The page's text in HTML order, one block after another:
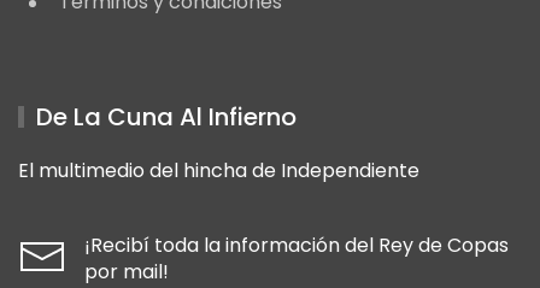
De La Cuna Al Infierno
El multimedio del hincha de Independiente
¡Recibí toda la información del Rey de Copas
por mail!